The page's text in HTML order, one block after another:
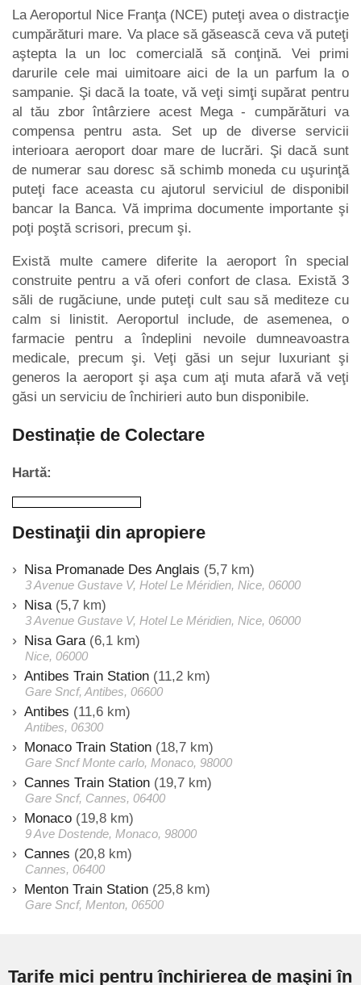
La Aeroportul Nice Franţa (NCE) puteţi avea o distracţie
cumpărături mare. Va place să găsească ceva vă puteţi
aştepta la un loc comercială să conţină. Vei primi
darurile cele mai uimitoare aici de la un parfum la o
sampanie. Şi dacă la toate, vă veţi simţi supărat pentru
al tău zbor întârziere acest Mega - cumpărături va
compensa pentru asta. Set up de diverse servicii
interioara aeroport doar mare de lucrări. Şi dacă sunt
de numerar sau doresc să schimb moneda cu uşurinţă
puteţi face aceasta cu ajutorul serviciul de disponibil
bancar la Banca. Vă imprima documente importante şi
poţi poştă scrisori, precum şi.
Există multe camere diferite la aeroport în special
construite pentru a vă oferi confort de clasa. Există 3
săli de rugăciune, unde puteţi cult sau să mediteze cu
calm si linistit. Aeroportul include, de asemenea, o
farmacie pentru a îndeplini nevoile dumneavoastra
medicale, precum şi. Veţi găsi un sejur luxuriant şi
generos la aeroport şi aşa cum aţi muta afară vă veţi
găsi un serviciu de închirieri auto bun disponibile.
Destinație de Colectare
Hartă:
Destinaţii din apropiere
Nisa Promanade Des Anglais (5,7 km)
3 Avenue Gustave V, Hotel Le Méridien, Nice, 06000
Nisa (5,7 km)
3 Avenue Gustave V, Hotel Le Méridien, Nice, 06000
Nisa Gara (6,1 km)
Nice, 06000
Antibes Train Station (11,2 km)
Gare Sncf, Antibes, 06600
Antibes (11,6 km)
Antibes, 06300
Monaco Train Station (18,7 km)
Gare Sncf Monte carlo, Monaco, 98000
Cannes Train Station (19,7 km)
Gare Sncf, Cannes, 06400
Monaco (19,8 km)
9 Ave Dostende, Monaco, 98000
Cannes (20,8 km)
Cannes, 06400
Menton Train Station (25,8 km)
Gare Sncf, Menton, 06500
Tarife mici pentru închirierea de maşini în